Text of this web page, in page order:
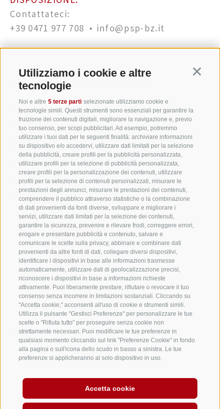
Utilizziamo i cookie e altre
tecnologie
Noi e altre 5 terze parti selezionate utilizziamo cookie e
tecnologie simili. Questi strumenti sono essenziali per garantire la
fruizione dei contenuti digitali, migliorare la navigazione e, previo
tuo consenso, per scopi pubblicitari. Ad esempio, potremmo
utilizzare i tuoi dati per le seguenti finalità: archiviare informazioni
su dispositivo e/o accedervi, utilizzare dati limitati per la selezione
della pubblicità, creare profili per la pubblicità personalizzata,
utilizzare profili per la selezione di pubblicità personalizzata,
creare profili per la personalizzazione dei contenuti, utilizzare
profili per la selezione di contenuti personalizzati, misurare le
prestazioni degli annunci, misurare le prestazioni dei contenuti,
comprendere il pubblico attraverso statistiche o la combinazione
di dati provenienti da fonti diverse, sviluppare e migliorare i
servizi, utilizzare dati limitati per la selezione dei contenuti,
garantire la sicurezza, prevenire e rilevare frodi, correggere errori,
erogare e presentare pubblicità e contenuto, salvare e
comunicare le scelte sulla privacy, abbinare e combinare dati
provenienti da altre fonti di dati, collegare diversi dispositivi,
identificare i dispositivi in base alle informazioni trasmesse
automaticamente, utilizzare dati di geolocalizzazione precisi,
riconoscere i dispositivi in base a informazioni richieste
attivamente. Puoi liberamente prestare, rifiutare o revocare il tuo
consenso senza incorrere in limitazioni sostanziali. Cliccando su
"Accetta cookie," acconsenti all'uso di cookie e strumenti simili.
Utilizza il pulsante "Gestisci Preferenze" per personalizzare le tue
scelte o "Rifiuta tutto" per proseguire senza cookie non
strettamente necessari. Puoi modificare le tue preferenze in
qualsiasi momento cliccando sul link "Preferenze Cookie" in fondo
alla pagina o sull'icona dello scudo in basso a sinistra. Le tue
preferenze si applicheranno al solo dispositivo in uso.
Accetta cookie
Contattateci:
+39 0471 977 708 • info@psp-bz.it
PSP PEINTNER SEIDNER & PARTNER
BOLZANO SEDE LEGALE
BRESSANONE
VIPITENO
CHIUSA
MONTAGNA
RENON
COOKIE POLICY